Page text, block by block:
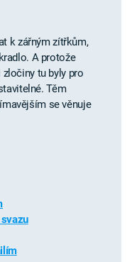
k zářným zítřkům,
A protože
zločiny tu byly pro
Těm
se věnuje